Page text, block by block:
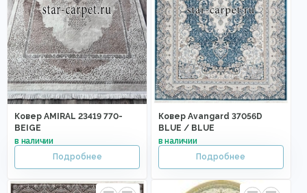
Ковер AMIRAL 23419 770-
BEIGE
Ковер Avangard 37056D
BLUE / BLUE